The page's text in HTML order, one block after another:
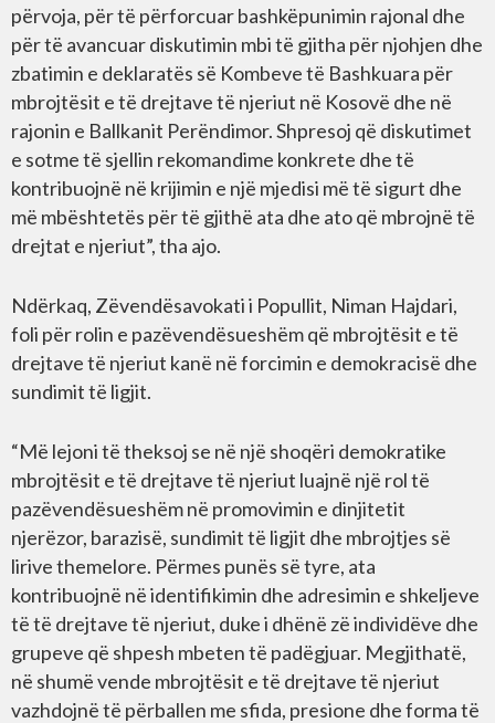
përvoja, për të përforcuar bashkëpunimin rajonal dhe
për të avancuar diskutimin mbi të gjitha për njohjen dhe
zbatimin e deklaratës së Kombeve të Bashkuara për
mbrojtësit e të drejtave të njeriut në Kosovë dhe në
rajonin e Ballkanit Perëndimor. Shpresoj që diskutimet
e sotme të sjellin rekomandime konkrete dhe të
kontribuojnë në krijimin e një mjedisi më të sigurt dhe
më mbështetës për të gjithë ata dhe ato që mbrojnë të
drejtat e njeriut”, tha ajo.
Ndërkaq, Zëvendësavokati i Popullit, Niman Hajdari,
foli për rolin e pazëvendësueshëm që mbrojtësit e të
drejtave të njeriut kanë në forcimin e demokracisë dhe
sundimit të ligjit.
“Më lejoni të theksoj se në një shoqëri demokratike
mbrojtësit e të drejtave të njeriut luajnë një rol të
pazëvendësueshëm në promovimin e dinjitetit
njerëzor, barazisë, sundimit të ligjit dhe mbrojtjes së
lirive themelore. Përmes punës së tyre, ata
kontribuojnë në identifikimin dhe adresimin e shkeljeve
të të drejtave të njeriut, duke i dhënë zë individëve dhe
grupeve që shpesh mbeten të padëgjuar. Megjithatë,
në shumë vende mbrojtësit e të drejtave të njeriut
vazhdojnë të përballen me sfida, presione dhe forma të